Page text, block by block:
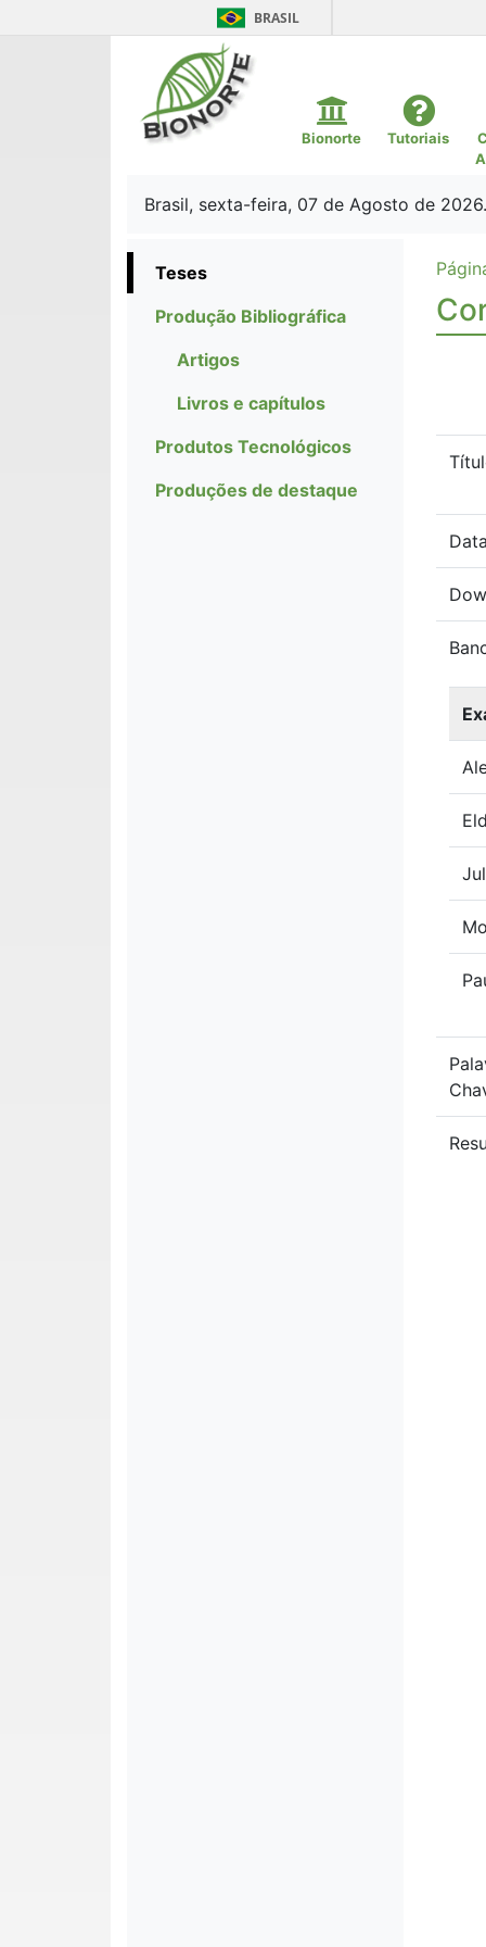
BRASIL
Bionorte Tutoriais
Brasil, sexta-feira, 07 de Agosto de 2026.
Teses
Produção Bibliográfica
Artigos
Livros e capítulos
Produtos Tecnológicos
Produções de destaque